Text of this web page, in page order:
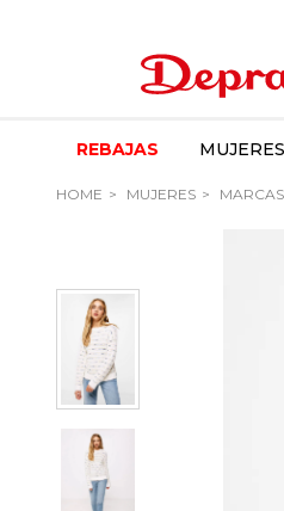
REBAJAS MUJERES
HOME MUJERES MARCAS